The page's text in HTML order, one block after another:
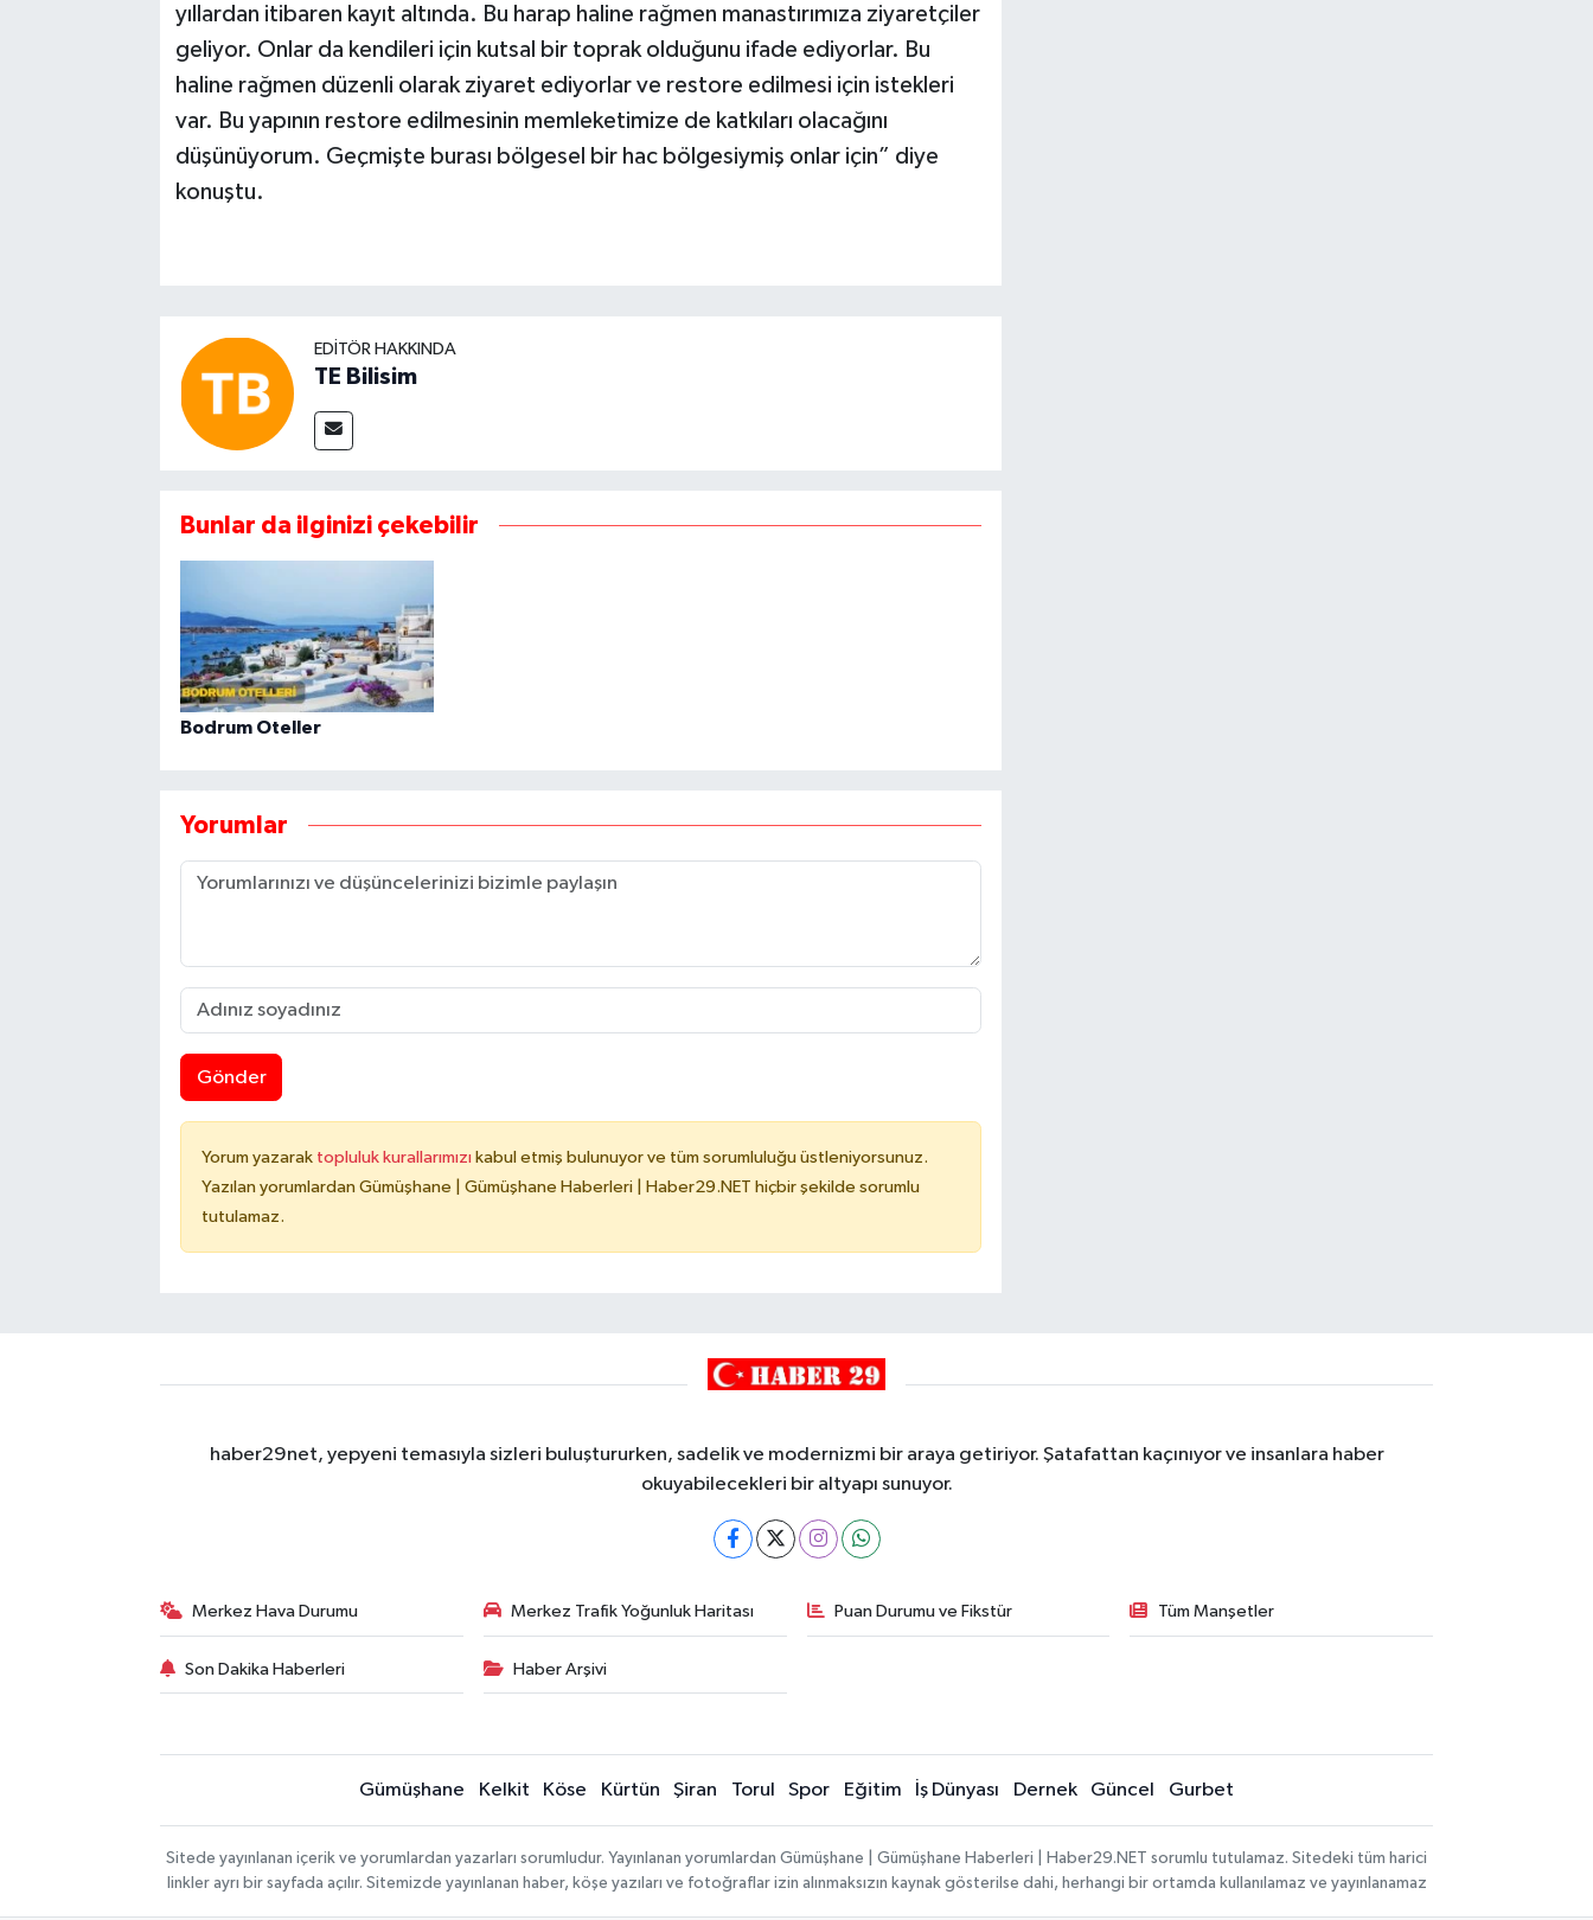
yıllardan itibaren kayıt altında. Bu harap haline rağmen manastırımıza ziyaretçiler
geliyor. Onlar da kendileri için kutsal bir toprak olduğunu ifade ediyorlar. Bu
haline rağmen düzenli olarak ziyaret ediyorlar ve restore edilmesi için istekleri
var. Bu yapının restore edilmesinin memleketimize de katkıları olacağını
düşünüyorum. Geçmişte burası bölgesel bir hac bölgesiymiş onlar için” diye
konuştu.
EDITÖR HAKKINDA
TE Bilisim
Bunlar da ilginizi çekebilir
Bodrum Oteller
Yorumlar
Gönder
Yorum yazarak topluluk kurallarımızı kabul etmiş bulunuyor ve tüm sorumluluğu üstleniyorsunuz.
Yazılan yorumlardan Gümüşhane | Gümüşhane Haberleri | Haber29.NET hiçbir şekilde sorumlu
tutulamaz.
haber29net, yepyeni temasıyla sizleri buluştururken, sadelik ve modernizmi bir araya getiriyor. Şatafattan kaçınıyor ve insanlara haber
okuyabilecekleri bir altyapı sunuyor.
Merkez Hava Durumu Merkez Trafik Yoğunluk Haritası Puan Durumu ve Fikstür Tüm Manşetler
Son Dakika Haberleri Haber Arşivi
Gümüşhane Kelkit Köse Kürtün Şiran Torul Spor Eğitim İş Dünyası Dernek Güncel Gurbet
Sitede yayınlanan içerik ve yorumlardan yazarları sorumludur. Yayınlanan yorumlardan Gümüşhane | Gümüşhane Haberleri | Haber29.NET sorumlu tutulamaz. Sitedeki tüm harici
linkler ayrı bir sayfada açılır. Sitemizde yayınlanan haber, köşe yazıları ve fotoğraflar izin alınmaksızın kaynak gösterilse dahi, herhangi bir ortamda kullanılamaz ve yayınlanamaz